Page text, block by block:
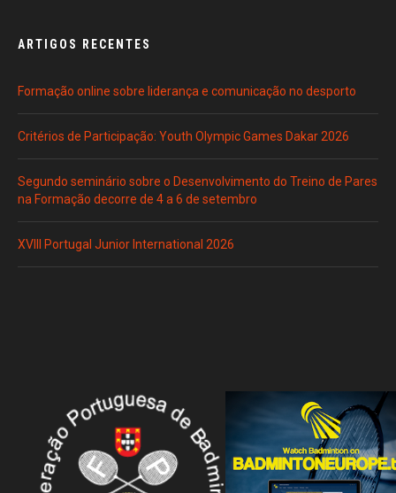
ARTIGOS RECENTES
Formação online sobre liderança e comunicação no desporto
Critérios de Participação: Youth Olympic Games Dakar 2026
Segundo seminário sobre o Desenvolvimento do Treino de Pares
na Formação decorre de 4 a 6 de setembro
XVIII Portugal Junior International 2026